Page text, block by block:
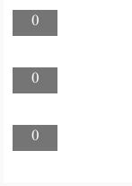
0
0
0